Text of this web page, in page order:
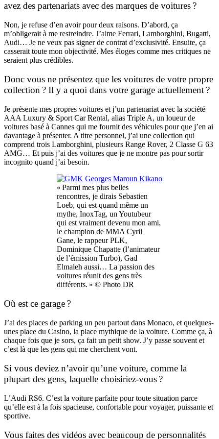
avez des partenariats avec des marques de voitures ?
Non, je refuse d’en avoir pour deux raisons. D’abord, ça
m’obligerait à me restreindre. J’aime Ferrari, Lamborghini, Bugatti,
Audi… Je ne veux pas signer de contrat d’exclusivité. Ensuite, ça
casserait toute mon objectivité. Mes éloges comme mes critiques ne
seraient plus crédibles.
Donc vous ne présentez que les voitures de votre propre
collection ? Il y a quoi dans votre garage actuellement ?
Je présente mes propres voitures et j’un partenariat avec la société
AAA Luxury & Sport Car Rental, alias Triple A, un loueur de
voitures basé à Cannes qui me fournit des véhicules pour que j’en ai
davantage à présenter. A titre personnel, j’ai une collection qui
comprend trois Lamborghini, plusieurs Range Rover, 2 Classe G 63
AMG… Et puis j’ai des voitures que je ne montre pas pour sortir
incognito quand j’ai besoin.
« Parmi mes plus belles
rencontres, je dirais Sebastien
Loeb, qui est quand même un
mythe, InoxTag, un Youtubeur
qui est vraiment devenu mon ami,
le champion de MMA Cyril
Gane, le rappeur PLK,
Dominique Chapatte (l’animateur
de l’émission Turbo), Gad
Elmaleh aussi… La passion des
voitures réunit des gens très
différents. » © Photo DR
Où est ce garage ?
J’ai des places de parking un peu partout dans Monaco, et quelques-
unes place du Casino, la place mythique de la voiture. Comme ça, à
chaque fois que je sors, ça fait un petit show. J’y passe souvent et
c’est là que les gens qui me cherchent vont.
Si vous deviez n’avoir qu’une voiture, comme la
plupart des gens, laquelle choisiriez-vous ?
L’Audi RS6. C’est la voiture parfaite pour toute situation parce
qu’elle est à la fois spacieuse, confortable pour voyager, puissante et
sportive.
Vous faites des vidéos avec beaucoup de personnalités